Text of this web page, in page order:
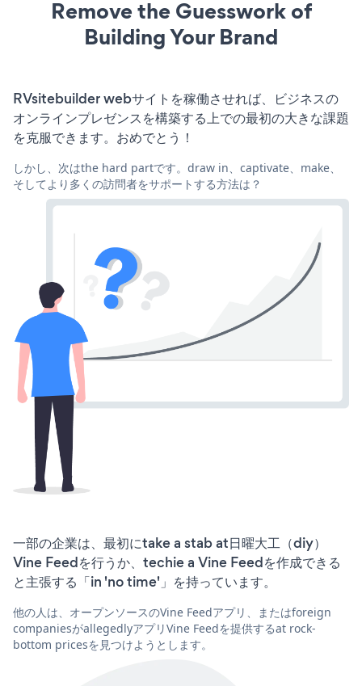
Remove the Guesswork of
Building Your Brand
RVsitebuilder webサイトを稼働させれば、ビジネスの
オンラインプレゼンスを構築する上での最初の大きな課題
を克服できます。おめでとう！
しかし、次はthe hard partです。draw in、captivate、make、
そしてより多くの訪問者をサポートする方法は？
一部の企業は、最初にtake a stab at日曜大工（diy）
Vine Feedを行うか、techie a Vine Feedを作成できる
と主張する「in 'no time'」を持っています。
他の人は、オープンソースのVine Feedアプリ、またはforeign
companiesがallegedlyアプリVine Feedを提供するat rock-
bottom pricesを見つけようとします。